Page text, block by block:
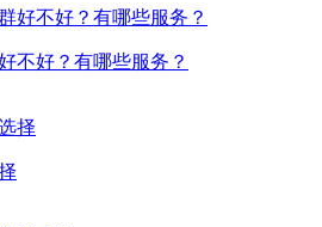
不好？有哪些服务？